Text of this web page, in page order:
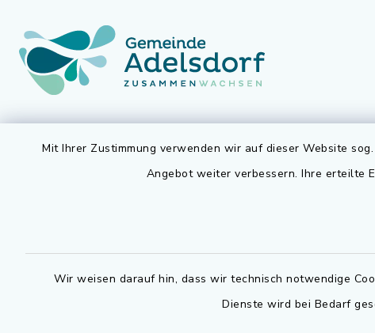
Mit Ihrer Zustimmung verwenden wir auf dieser Website
Angebot weiter verbessern. Ihre erteilte
Wir weisen darauf hin, dass wir technisch notwendige
Dienste wird bei Bedarf
09195 9432-190
gemeinde@adelsdorf.de
Montag bis
07.30 -
Dienstag
Donnerstag